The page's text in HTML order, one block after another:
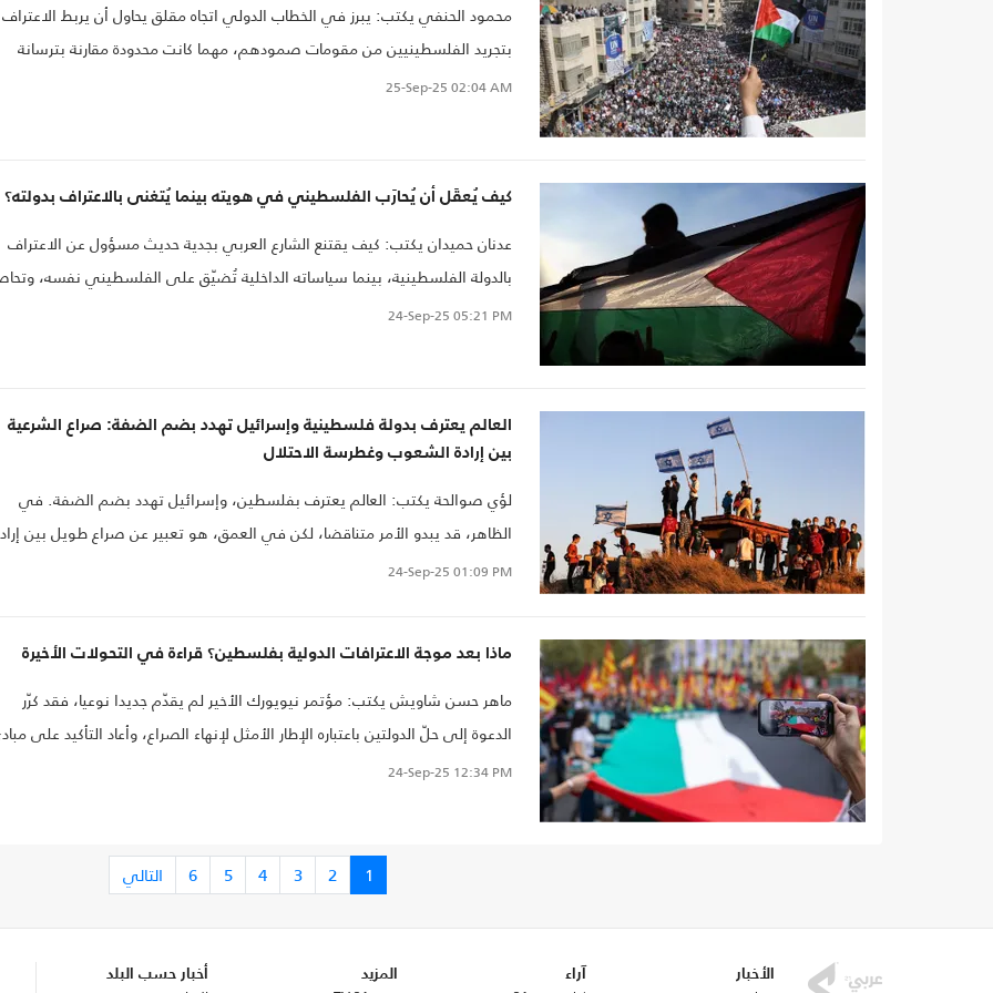
محمود الحنفي يكتب: يبرز في الخطاب الدولي اتجاه مقلق يحاول أن يربط الاعتراف
بتجريد الفلسطينيين من مقومات صمودهم، مهما كانت محدودة مقارنة بترسانة
إسرائيل، بدلا من تركيز الجهود على وقف الحرب ومحاسبة الاحتلال على سياساته
25-Sep-25 02:04 AM
كيف يُعقَل أن يُحارَب الفلسطيني في هويته بينما يُتغنى بالاعتراف بدولته؟
عدنان حميدان يكتب: كيف يقتنع الشارع العربي بجدية حديث مسؤول عن الاعتراف
بالدولة الفلسطينية، بينما سياساته الداخلية تُضيّق على الفلسطيني نفسه،
علمه ورمزه وهويته؟ وكيف يمكن أن يؤخذ أي خطاب عن "الكرامة والحرية" على
24-Sep-25 05:21 PM
العالم يعترف بدولة فلسطينية وإسرائيل تهدد بضم الضفة: صراع الشرعية
بين إرادة الشعوب وغطرسة الاحتلال
لؤي صوالحة يكتب: العالم يعترف بفلسطين، وإسرائيل تهدد بضم الضفة. في
الظاهر، قد يبدو الأمر متناقضا، لكن في العمق، هو تعبير عن صراع طويل بين
الشعوب وواقع الاحتلال. الاعتراف لا يكفي وحده لتحرير الأرض، لكنه خطوة لا
24-Sep-25 01:09 PM
ماذا بعد موجة الاعترافات الدولية بفلسطين؟ قراءة في التحولات الأخيرة
ماهر حسن شاويش يكتب: مؤتمر نيويورك الأخير لم يقدّم جديدا نوعيا، فقد كرّر
الدعوة إلى حلّ الدولتين باعتباره الإطار الأمثل لإنهاء الصراع، وأعاد التأكيد على
عامة: وقف إطلاق النار، واستئناف المفاوضات، ووقف الاستيطان. غير أن البيان
24-Sep-25 12:34 PM
1
2
3
4
5
6 التالي
الأخبار آراء المزيد أخبار حسب البلد